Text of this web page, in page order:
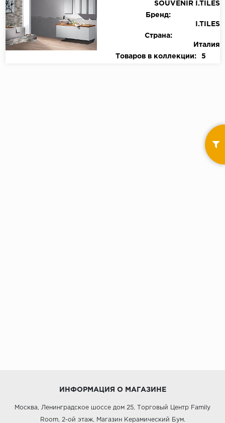
SOUVENIR I.TILES
Бренд:
I.TILES
Страна:
Италия
Товаров в коллекции:
5
ИНФОРМАЦИЯ О МАГАЗИНЕ
Москва, Ленинградское шоссе дом 25, Торговый Центр Family
Room, 2-ой этаж, Магазин Керамический Бум.